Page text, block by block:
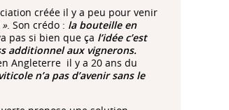
créée il y a peu pour venir
. Son crédo : la bouteille en
pas si bien que ça l’idée c’est
additionnel aux vignerons.
Angleterre il y a 20 ans du
n’a pas d’avenir sans le